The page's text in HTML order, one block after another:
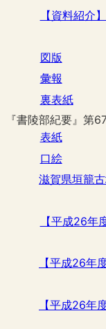
【資料紹介
図版
彙報
裏表紙
表紙
口絵
【平成26